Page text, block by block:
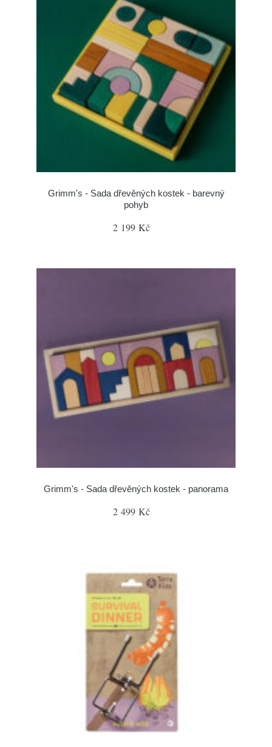
Grimm's - Sada dřevěných kostek - barevný
pohyb
2 199 Kč
Grimm's - Sada dřevěných kostek - panorama
2 499 Kč